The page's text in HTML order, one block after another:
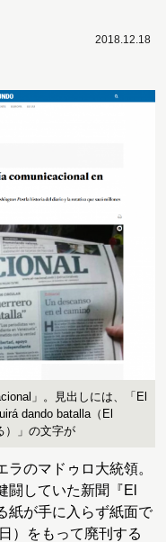
2018.12.18
」。見出しには、「El
dando batalla（El
）」の文字が
のマドゥロ大統領。
闘していた新聞『El
紙が手に入らず紙面で
）をもって廃刊する